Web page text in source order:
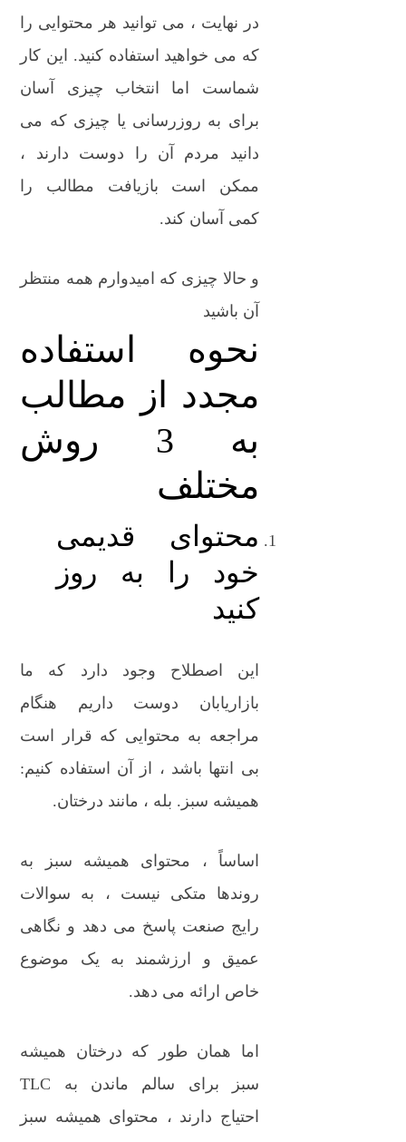
در نهایت ، می توانید هر محتوایی را
که می خواهید استفاده کنید. این کار
شماست اما انتخاب چیزی آسان
برای به روزرسانی یا چیزی که می
دانید مردم آن را دوست دارند ،
ممکن است بازیافت مطالب را
کمی آسان کند.
و حالا چیزی که امیدوارم همه منتظر
آن باشید
نحوه استفاده
مجدد از مطالب
به 3 روش
مختلف
محتوای قدیمی
خود را به روز
کنید
این اصطلاح وجود دارد که ما
بازاریابان دوست داریم هنگام
مراجعه به محتوایی که قرار است
بی انتها باشد ، از آن استفاده کنیم:
همیشه سبز. بله ، مانند درختان.
اساساً ، محتوای همیشه سبز به
روندها متکی نیست ، به سوالات
رایج صنعت پاسخ می دهد و نگاهی
عمیق و ارزشمند به یک موضوع
خاص ارائه می دهد.
اما همان طور که درختان همیشه
سبز برای سالم ماندن به TLC
احتیاج دارند ، محتوای همیشه سبز